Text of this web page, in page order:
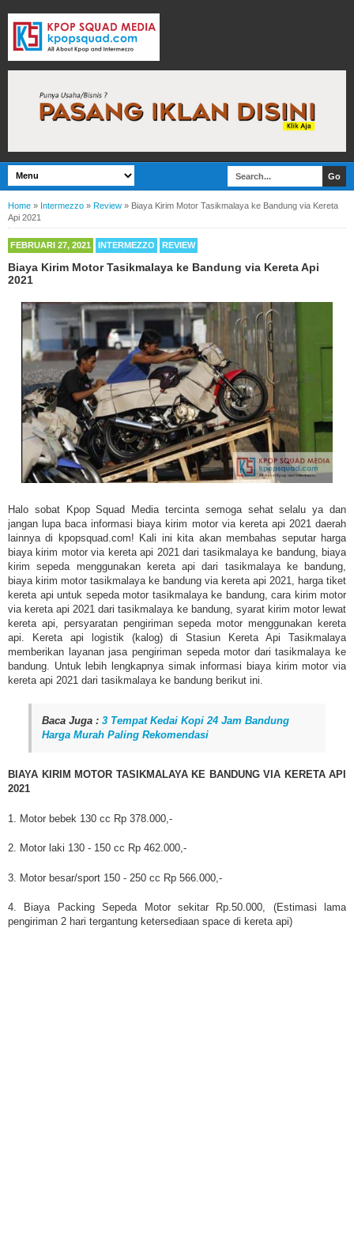
Home » Intermezzo » Review » Biaya Kirim Motor Tasikmalaya ke Bandung via Kereta
Api 2021
FEBRUARI 27, 2021 INTERMEZZO REVIEW
Biaya Kirim Motor Tasikmalaya ke Bandung via Kereta Api
2021
Halo sobat Kpop Squad Media tercinta semoga sehat selalu ya dan
jangan lupa baca informasi biaya kirim motor via kereta api 2021 daerah
lainnya di kpopsquad.com! Kali ini kita akan membahas seputar harga
biaya kirim motor via kereta api 2021 dari tasikmalaya ke bandung, biaya
kirim sepeda menggunakan kereta api dari tasikmalaya ke bandung,
biaya kirim motor tasikmalaya ke bandung via kereta api 2021, harga tiket
kereta api untuk sepeda motor tasikmalaya ke bandung, cara kirim motor
via kereta api 2021 dari tasikmalaya ke bandung, syarat kirim motor lewat
kereta api, persyaratan pengiriman sepeda motor menggunakan kereta
api. Kereta api logistik (kalog) di Stasiun Kereta Api Tasikmalaya
memberikan layanan jasa pengiriman sepeda motor dari tasikmalaya ke
bandung. Untuk lebih lengkapnya simak informasi biaya kirim motor via
kereta api 2021 dari tasikmalaya ke bandung berikut ini.
Baca Juga : 3 Tempat Kedai Kopi 24 Jam Bandung
Harga Murah Paling Rekomendasi
BIAYA KIRIM MOTOR TASIKMALAYA KE BANDUNG VIA KERETA API
2021
1. Motor bebek 130 cc Rp 378.000,-
2. Motor laki 130 - 150 cc Rp 462.000,-
3. Motor besar/sport 150 - 250 cc Rp 566.000,-
4. Biaya Packing Sepeda Motor sekitar Rp.50.000, (Estimasi lama
pengiriman 2 hari tergantung ketersediaan space di kereta api)